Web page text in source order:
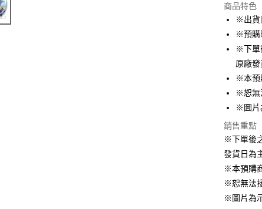
LINE Pay
Apple Pay
悠遊付
Google
ATM付款
貨到付款
運送方式
全家取貨
每筆
商品特色
※出貨
※預購
※下單
原廠發
※本預
※恕無
※圖片
銷售重點
※下單後
發貨日為
※本預購
※恕無法
※圖片為